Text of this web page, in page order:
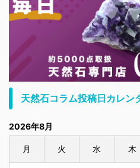
天然石コラム投稿日カレン
2026年8月
月 火 水 木